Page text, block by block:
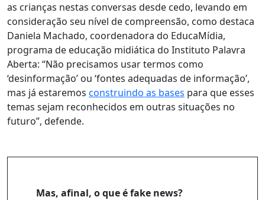
as crianças nestas conversas desde cedo, levando em
consideração seu nível de compreensão, como destaca
Daniela Machado, coordenadora do EducaMídia,
programa de educação midiática do Instituto Palavra
Aberta: “Não precisamos usar termos como
‘desinformação’ ou ‘fontes adequadas de informação’,
mas já estaremos construindo as bases para que esses
temas sejam reconhecidos em outras situações no
futuro”, defende.
Mas, afinal, o que é fake news?